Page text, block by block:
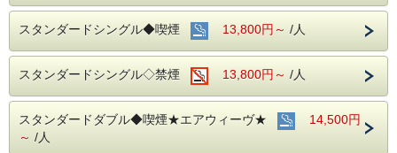
清掃時は常に換気をして新鮮な空気に入れ替えておりま
す。
■ご朝食
朝食会場：１８階レストラン｢アイリス｣
営業時間：７：００～１０：００ (最終入場 ９：３０)
名古屋めしも楽しめる和洋折衷のバイキングをご準備して
おります。
スタンダードシングル◆喫煙 13,800円～ /人
スタンダードシングル◇禁煙 13,800円～ /人
スタンダードダブル◆喫煙★エアウィーヴ★
14,500円
～ /人